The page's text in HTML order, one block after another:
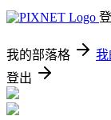
我的部落格 我
登出